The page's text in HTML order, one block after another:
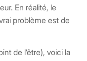
En réalité, le
problème est de
de l’être), voici la